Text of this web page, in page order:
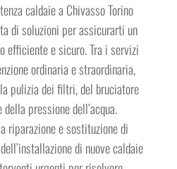
caldaie a Chivasso Torino
di soluzioni per assicurarti un
efficiente e sicuro. Tra i servizi
ordinaria e straordinaria,
pulizia dei filtri, del bruciatore
pressione dell’acqua.
riparazione e sostituzione di
di nuove caldaie